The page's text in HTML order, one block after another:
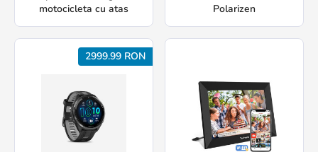
motocicleta cu atas
Polarizen
2999.99 RON